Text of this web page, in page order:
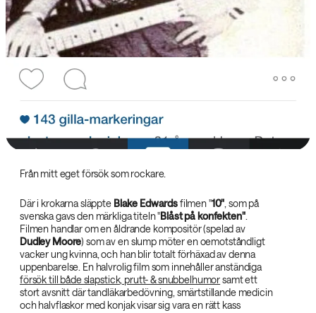
Från mitt eget försök som rockare.
Där i krokarna släppte Blake Edwards‌filmen "10"‌ , som på
svenska gavs den märkliga titeln "Blåst på konfekten"‌.
Filmen handlar om en åldrande kompositör (spelad av
Dudley Moore‌) som av en slump möter en oemotståndligt
vacker ung kvinna, och han blir totalt förhäxad av denna
uppenbarelse. En halvrolig film som innehåller anständiga
försök till både slapstick, prutt- & snubbelhumorsamt ett
stort avsnitt där tandläkarbedövning, smärtstillande medicin
och halvflaskor med konjak visar sig vara en rätt kass